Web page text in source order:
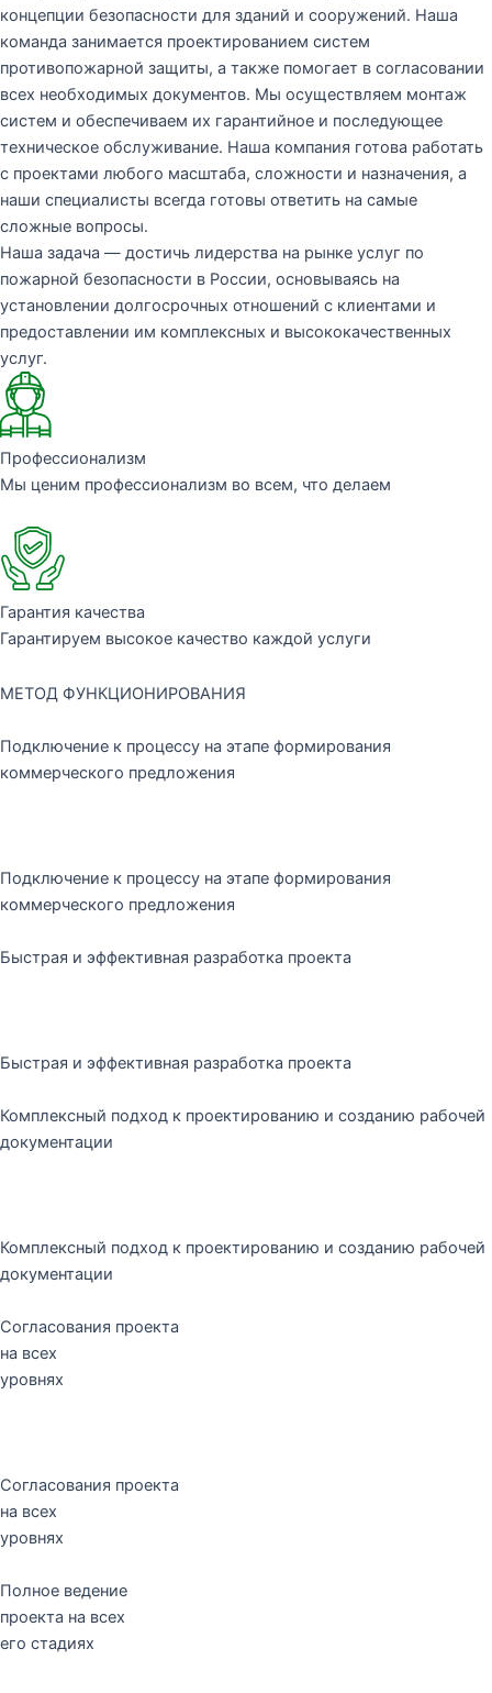
концепции безопасности для зданий и сооружений. Наша
команда занимается проектированием систем
противопожарной защиты, а также помогает в согласовании
всех необходимых документов. Мы осуществляем монтаж
систем и обеспечиваем их гарантийное и последующее
техническое обслуживание. Наша компания готова работать
с проектами любого масштаба, сложности и назначения, а
наши специалисты всегда готовы ответить на самые
сложные вопросы.
Наша задача — достичь лидерства на рынке услуг по
пожарной безопасности в России, основываясь на
установлении долгосрочных отношений с клиентами и
предоставлении им комплексных и высококачественных
услуг.
Профессионализм
Мы ценим профессионализм во всем, что делаем
Гарантия качества
Гарантируем высокое качество каждой услуги
МЕТОД ФУНКЦИОНИРОВАНИЯ
Подключение к процессу на этапе формирования
коммерческого предложения
Подключение к процессу на этапе формирования
коммерческого предложения
Быстрая и эффективная разработка проекта
Быстрая и эффективная разработка проекта
Комплексный подход к проектированию и созданию рабочей
документации
Комплексный подход к проектированию и созданию рабочей
документации
Согласования проекта
на всех
уровнях
Согласования проекта
на всех
уровнях
Полное ведение
проекта на всех
его стадиях